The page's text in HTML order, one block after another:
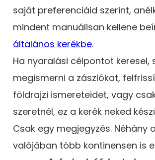
saját preferenciáid szerint,
mindent manuálisan kellene
általános kerékbe.
Ha nyaralási célpontot keresel,
megismerni a zászlókat,
földrajzi ismereteidet, vagy
szeretnél, ez a kerék neked
Csak egy megjegyzés. Néhány
valójában több kontinensen is